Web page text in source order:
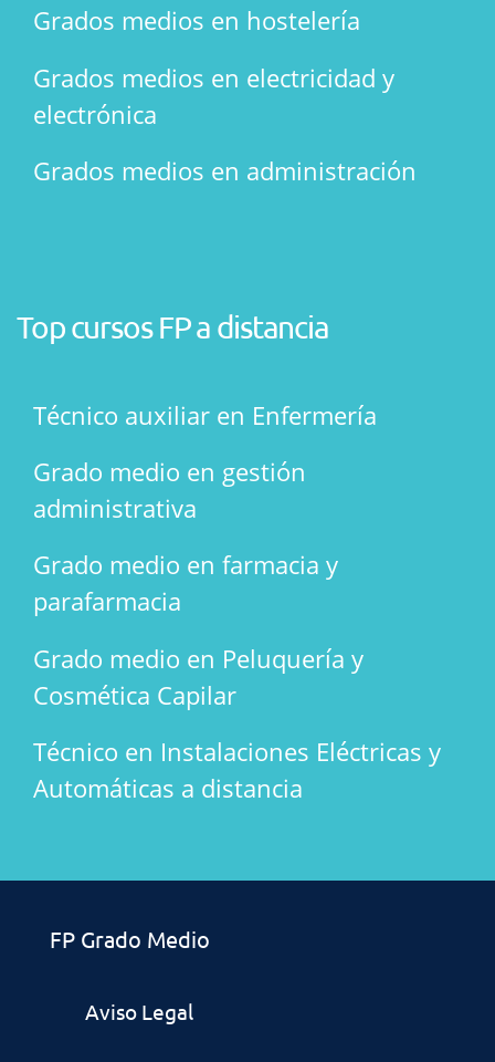
Grados medios en hostelería
Grados medios en electricidad y
electrónica
Grados medios en administración
Top cursos FP a distancia
Técnico auxiliar en Enfermería
Grado medio en gestión
administrativa
Grado medio en farmacia y
parafarmacia
Grado medio en Peluquería y
Cosmética Capilar
Técnico en Instalaciones Eléctricas y
Automáticas a distancia
FP Grado Medio
Aviso Legal